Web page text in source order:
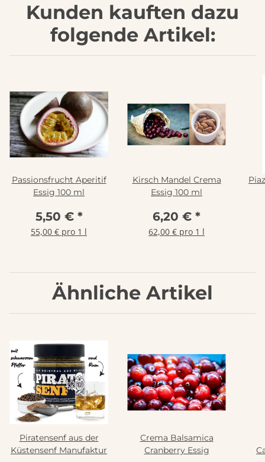
Kunden kauften dazu
folgende Artikel:
Passionsfrucht Aperitif
Essig 100 ml
5,50 € *
55,00 € pro 1 l
Kirsch Mandel Crema
Essig 100 ml
6,20 € *
62,00 € pro 1 l
Ähnliche Artikel
Piratensenf aus der
Küstensenf Manufaktur
Crema Balsamica
Cranberry Essig